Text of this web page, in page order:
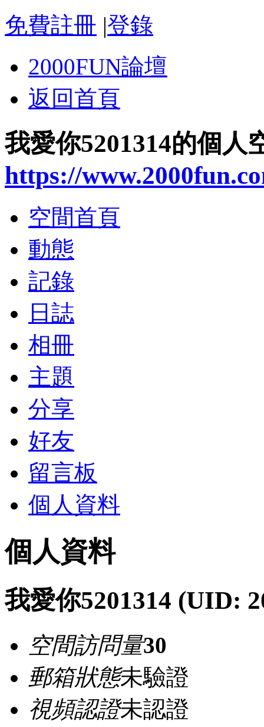
免費註冊 |登錄
2000FUN論壇
返回首頁
我愛你5201314的個人
https://
空間首頁
動態
記錄
日誌
相冊
主題
分享
好友
留言板
個人資料
個人資料
我愛你5201314 (UID:
空間訪問量30
郵箱狀態未驗證
視頻認證未認證